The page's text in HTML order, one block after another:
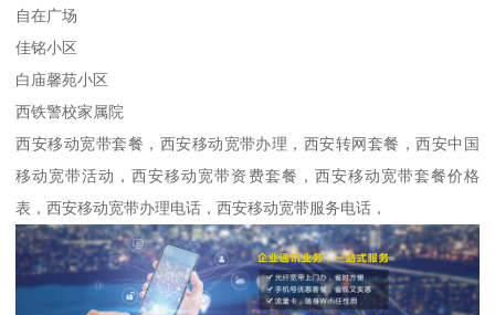
自在广场
佳铭小区
白庙馨苑小区
西铁警校家属院
西安移动宽带套餐，西安移动宽带办理，西安转网套餐，西安中国
移动宽带活动，西安移动宽带资费套餐，西安移动宽带套餐价格
表，西安移动宽带办理电话，西安移动宽带服务电话，